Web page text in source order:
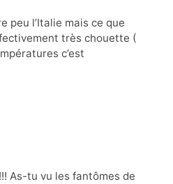
peu l’Italie mais ce que
très chouette (
c’est
As-tu vu les fantômes de